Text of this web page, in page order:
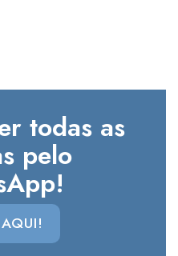
todas as
pelo